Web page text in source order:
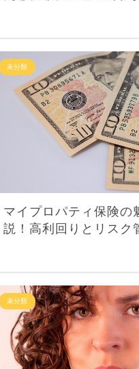
未分類
マイプロパティ保険の
説！高利回りとリスク
未分類